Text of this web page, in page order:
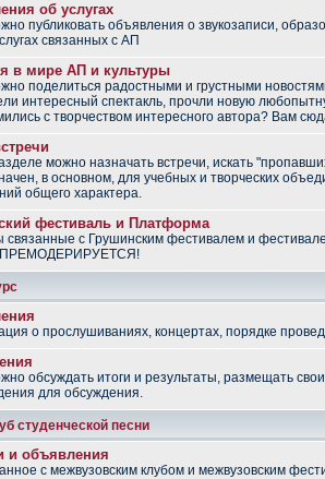
об услугах
публиковать объявления о звукозаписи,
связанных с АП
в мире АП и культуры
поделиться радостными и грустными
интересный спектакль, прочли новую
с творчеством интересного автора? Вам
можно назначать встречи, искать
в основном, для учебных и творческих
общего характера.
фестиваль и Платформа
связанные с Грушинским фестивалем и
ПРЕМОДЕРИРУЕТСЯ!
о прослушиваниях, концертах, порядке
обсуждать итоги и результаты, размещать
для обсуждения.
студенческой песни
и объявления
с межвузовским клубом и межвузовским